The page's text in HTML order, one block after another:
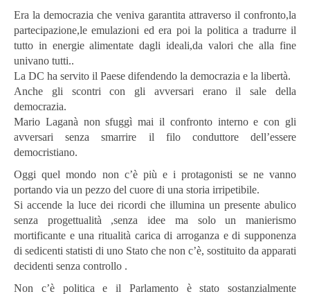
Era la democrazia che veniva garantita attraverso il confronto,la
partecipazione,le emulazioni ed era poi la politica a tradurre il
tutto in energie alimentate dagli ideali,da valori che alla fine
univano tutti..
La DC ha servito il Paese difendendo la democrazia e la libertà.
Anche gli scontri con gli avversari erano il sale della
democrazia.
Mario Laganà non sfuggì mai il confronto interno e con gli
avversari senza smarrire il filo conduttore dell’essere
democristiano.
Oggi quel mondo non c’è più e i protagonisti se ne vanno
portando via un pezzo del cuore di una storia irripetibile.
Si accende la luce dei ricordi che illumina un presente abulico
senza progettualità ,senza idee ma solo un manierismo
mortificante e una ritualità carica di arroganza e di supponenza
di sedicenti statisti di uno Stato che non c’è, sostituito da apparati
decidenti senza controllo .
Non c’è politica e il Parlamento è stato sostanzialmente